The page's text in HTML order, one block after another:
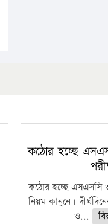
কঠোর হচ্ছে
কঠোর হচ্ছে এসএসসি
নিয়ম কানুনে।
ও...